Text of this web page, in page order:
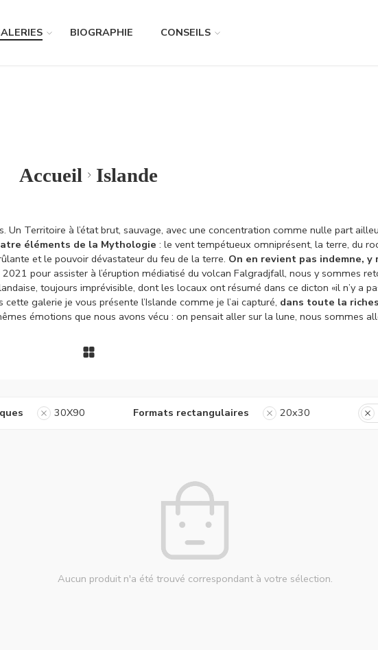
BIOGRAPHIE CONSEILS
Accueil Islande
Un Territoire à l’état brut, sauvage, avec une concentration comme nulle part
éléments de la Mythologie : le vent tempétueux omniprésent, la terre, du
et le pouvoir dévastateur du feu de la terre. On en revient pas indemne,
pour assister à l’éruption médiatisé du volcan Falgradjfall, nous y sommes
toujours imprévisible, dont les locaux ont résumé dans ce dicton «il n’y a
cette galerie je vous présente l’Islande comme je l’ai capturé, dans toute la
émotions que nous avons vécu : on pensait aller sur la lune, nous sommes
30X90 Formats rectangulaires 20x30
Aucun produit n'a été trouvé correspondant à votre sélection.